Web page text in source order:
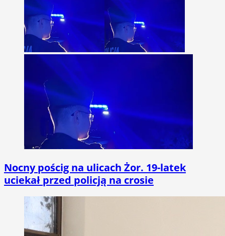
Nocny pościg na ulicach Żor. 19-latek
uciekał przed policją na crosie